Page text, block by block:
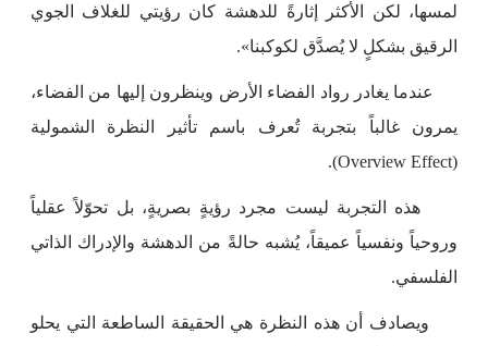
لمسها، لكن الأكثر إثارةً للدهشة كان رؤيتي للغلاف الجوي
الرقيق بشكلٍ لا يُصدَّق لكوكبنا».
عندما يغادر رواد الفضاء الأرض وينظرون إليها من الفضاء،
يمرون غالباً بتجربة تُعرف باسم تأثير النظرة الشمولية
(Overview Effect).
هذه التجربة ليست مجرد رؤيةٍ بصريةٍ، بل تحوّلاً عقلياً
وروحياً ونفسياً عميقاً، يُشبه حالةً من الدهشة والإدراك الذاتي
الفلسفي.
ويصادف أن هذه النظرة هي الحقيقة الساطعة التي يحلو